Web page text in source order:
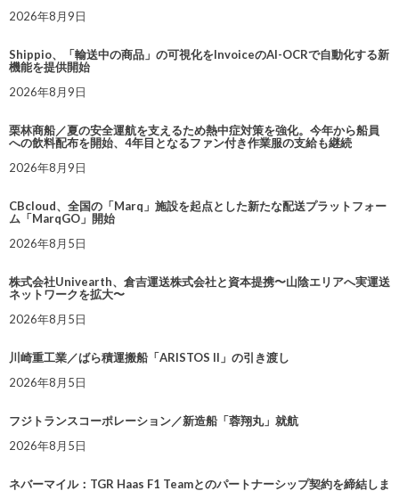
2026年8月9日
Shippio、「輸送中の商品」の可視化をInvoiceのAI-OCRで自動化する新
機能を提供開始
2026年8月9日
栗林商船／夏の安全運航を支えるため熱中症対策を強化。今年から船員
への飲料配布を開始、4年目となるファン付き作業服の支給も継続
2026年8月9日
CBcloud、全国の「Marq」施設を起点とした新たな配送プラットフォー
ム「MarqGO」開始
2026年8月5日
株式会社Univearth、倉吉運送株式会社と資本提携〜山陰エリアへ実運送
ネットワークを拡大〜
2026年8月5日
川崎重工業／ばら積運搬船「ARISTOS II」の引き渡し
2026年8月5日
フジトランスコーポレーション／新造船「蓉翔丸」就航
2026年8月5日
ネバーマイル：TGR Haas F1 Teamとのパートナーシップ契約を締結しま